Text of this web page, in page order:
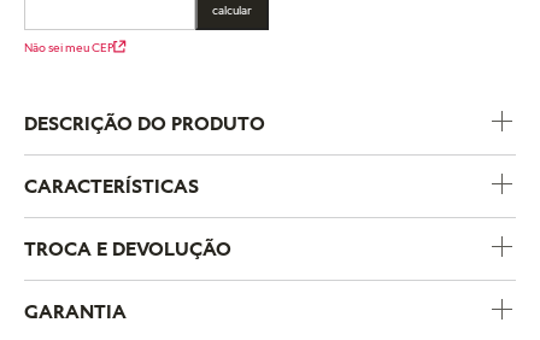
calcular
Não sei meu CEP
DESCRIÇÃO DO PRODUTO
CARACTERÍSTICAS
Metal
Prata de Lei
Pedras
TROCA E DEVOLUÇÃO
GARANTIA